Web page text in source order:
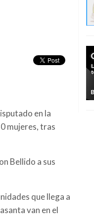
en la
mujeres, tras
Bellido a sus
que llega a
van en el